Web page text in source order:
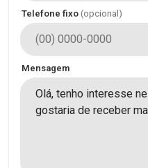
Telefone fixo (opcional)
Mensagem